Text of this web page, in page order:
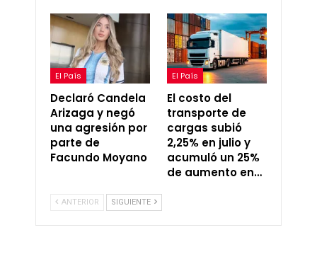
El País
Declaró Candela
Arizaga y negó
una agresión por
parte de
Facundo Moyano
El País
El costo del
transporte de
cargas subió
2,25% en julio y
acumuló un 25%
de aumento en…
ANTERIOR SIGUIENTE